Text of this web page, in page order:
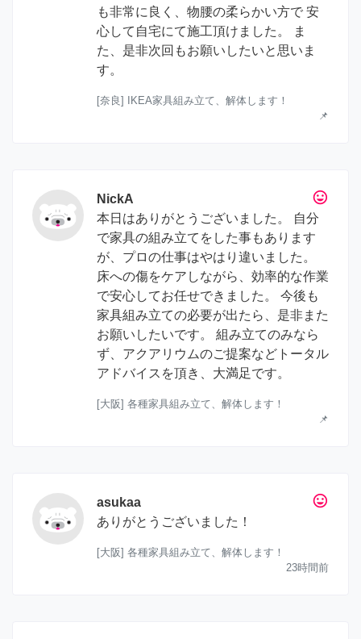
も非常に良く、物腰の柔らかい方で 安
心して自宅にて施工頂けました。 ま
た、是非次回もお願いしたいと思いま
す。
[奈良] IKEA家具組み立て、解体します！
📌
tag_faces
NickA
本日はありがとうございました。 自分
で家具の組み立てをした事もあります
が、プロの仕事はやはり違いました。
床への傷をケアしながら、効率的な作業
で安心してお任せできました。 今後も
家具組み立ての必要が出たら、是非また
お願いしたいです。 組み立てのみなら
ず、アクアリウムのご提案などトータル
アドバイスを頂き、大満足です。
[大阪] 各種家具組み立て、解体します！
📌
tag_faces
asukaa
ありがとうございました！
[大阪] 各種家具組み立て、解体します！
23時間前